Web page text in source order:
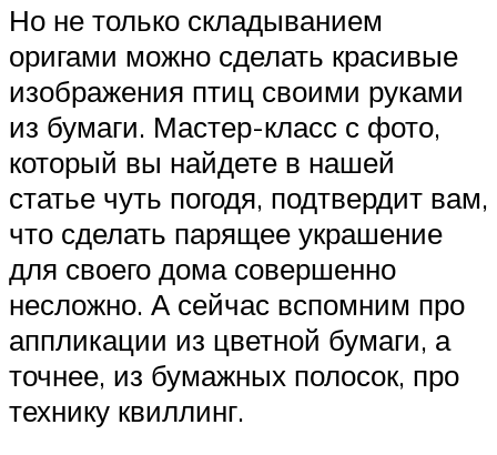
Но не только складыванием
оригами можно сделать красивые
изображения птиц своими руками
из бумаги. Мастер-класс с фото,
который вы найдете в нашей
статье чуть погодя, подтвердит вам,
что сделать парящее украшение
для своего дома совершенно
несложно. А сейчас вспомним про
аппликации из цветной бумаги, а
точнее, из бумажных полосок, про
технику квиллинг.